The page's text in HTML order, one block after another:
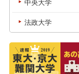
中央大学
法政大学